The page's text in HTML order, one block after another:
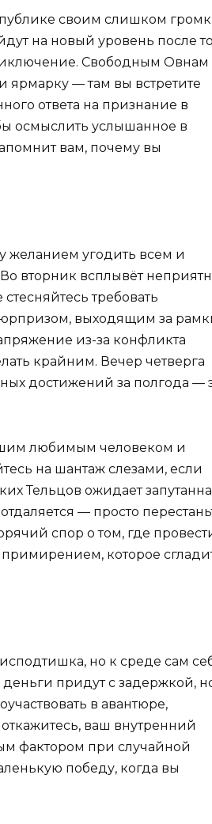
своим слишком
на новый уровень после
Свободным Овнам
ярмарку — там вы встретите
ответа на признание в
осмыслить услышанное в
вам, почему вы
желанием угодить всем и
вторник всплывёт
требовать
выходящим за
из-за конфликта
крайним. Вечер четверга
достижений за полгода —
любимым человеком и
на шантаж слезами, если
Тельцов ожидает
— просто
спор о том, где
которое
но к среде сам
придут с задержкой,
в авантюре,
ваш внутренний
фактором при случайной
победу, когда вы